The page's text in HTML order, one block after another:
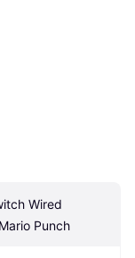
Wired
Punch